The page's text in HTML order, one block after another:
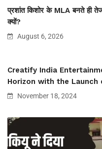
प्रशांत किशोर के MLA बनते ही
क्यों?
August 6, 2026
Creatify India
Horizon with the Launch
November 18, 2024